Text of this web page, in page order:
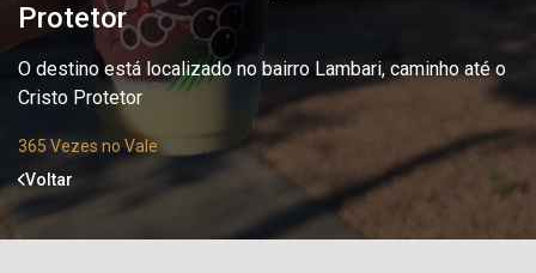
Protetor
O destino está localizado no bairro Lambari, caminho até o
Cristo Protetor
365 Vezes no Vale
Voltar